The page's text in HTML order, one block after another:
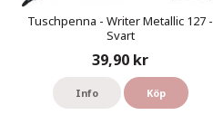
Tuschpenna - Writer Metallic 127 -
Svart
39,90 kr
Info Köp